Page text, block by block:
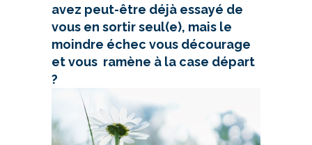
avez peut-être déjà essayé de
vous en sortir seul(e), mais le
moindre échec vous décourage
et vous ramène à la case départ
?